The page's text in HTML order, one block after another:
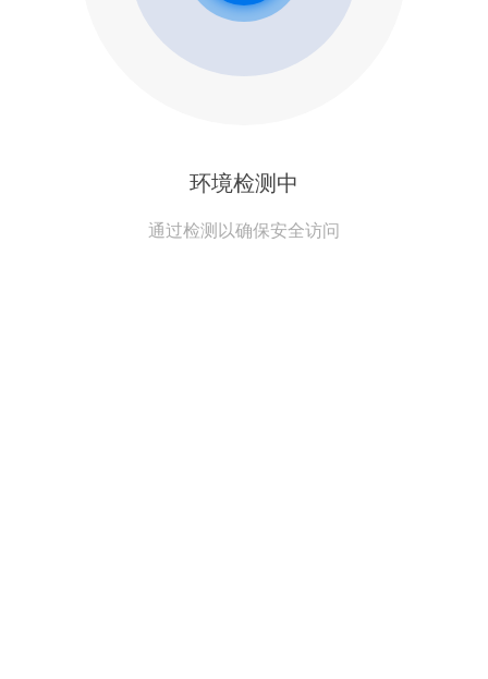
环境检测中
通过检测以确保安全访问